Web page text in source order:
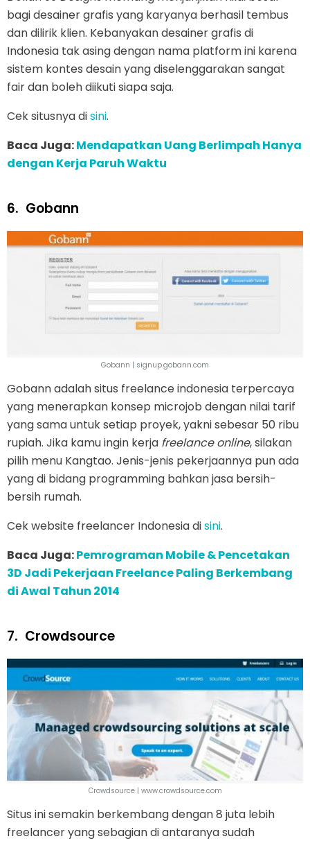
bagi desainer grafis yang karyanya berhasil tembus
dan dilirik klien. Kebanyakan desainer grafis di
Indonesia tak asing dengan nama platform ini karena
sistem kontes desain yang diselenggarakan sangat
fair dan boleh diikuti siapa saja.
Cek situsnya disini.
Baca Juga:Mendapatkan Uang Berlimpah Hanya
dengan Kerja Paruh Waktu
6. Gobann
Gobann | signup.gobann.com
Gobann adalah situs freelance indonesia terpercaya
yang menerapkan konsep microjob dengan nilai tarif
yang sama untuk setiap proyek, yakni sebesar 50 ribu
rupiah. Jika kamu ingin kerja freelance online, silakan
pilih menu Kangtao. Jenis-jenis pekerjaannya pun ada
yang di bidang programming bahkan jasa bersih-
bersih rumah.
Cek website freelancer Indonesia disini.
Baca Juga:Pemrograman Mobile & Pencetakan
3D Jadi Pekerjaan Freelance Paling Berkembang
di Awal Tahun 2014
7. Crowdsource
Crowdsource | www.crowdsource.com
Situs ini semakin berkembang dengan 8 juta lebih
freelancer yang sebagian di antaranya sudah